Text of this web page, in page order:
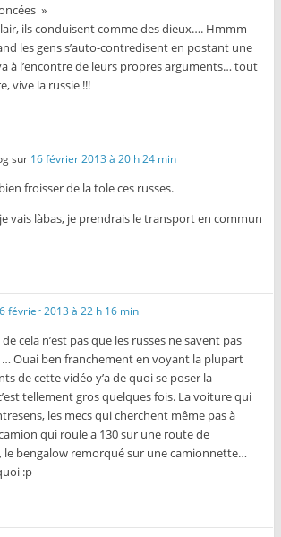
»
ils conduisent comme des dieux…. Hmmm
les gens s’auto-contredisent en postant une
à l’encontre de leurs propres arguments… tout
vive la russie !!!
sur 16 février 2013 à 20 h 24 min
froisser de la tole ces russes.
vais làbas, je prendrais le transport en commun
février 2013 à 22 h 16 min
cela n’est pas que les russes ne savent pas
Ouai ben franchement en voyant la plupart
de cette vidéo y’a de quoi se poser la
tellement gros quelques fois. La voiture qui
les mecs qui cherchent même pas à
qui roule a 130 sur une route de
le bengalow remorqué sur une camionnette…
:p